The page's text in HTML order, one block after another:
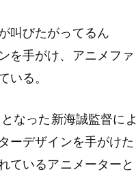
叫びたがってるん
を手がけ、アニメファ
いる。
なった新海誠監督によ
ーデザインを手がけた
ているアニメーターと